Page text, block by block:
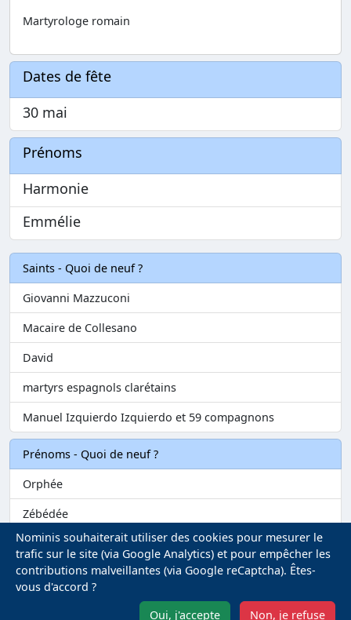
Martyrologe romain
Dates de fête
30 mai
Prénoms
Harmonie
Emmélie
Saints - Quoi de neuf ?
Giovanni Mazzuconi
Macaire de Collesano
David
martyrs espagnols clarétains
Manuel Izquierdo Izquierdo et 59 compagnons
Prénoms - Quoi de neuf ?
Orphée
Zébédée
Melvil
Matilin
Nominis souhaiterait utiliser des cookies pour mesurer le
trafic sur le site (via Google Analytics) et pour empêcher les
contributions malveillantes (via Google reCaptcha). Êtes-
vous d'accord ?
Oui, j'accepte
Non, je refuse